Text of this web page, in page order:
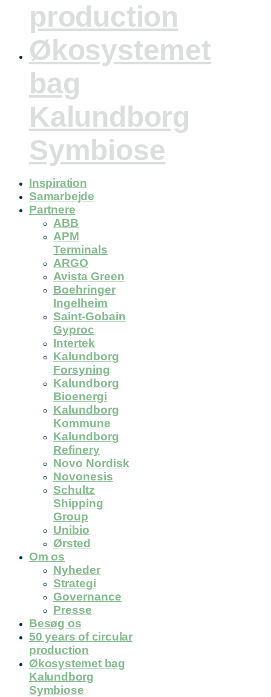
production
Økosystemet
bag
Kalundborg
Symbiose
Inspiration
Samarbejde
Partnere
ABB
APM
Terminals
ARGO
Avista Green
Boehringer
Ingelheim
Saint-Gobain
Gyproc
Intertek
Kalundborg
Forsyning
Kalundborg
Bioenergi
Kalundborg
Kommune
Kalundborg
Refinery
Novo Nordisk
Novonesis
Schultz
Shipping
Group
Unibio
Ørsted
Om os
Nyheder
Strategi
Governance
Presse
Besøg os
50 years of circular
production
Økosystemet bag
Kalundborg
Symbiose